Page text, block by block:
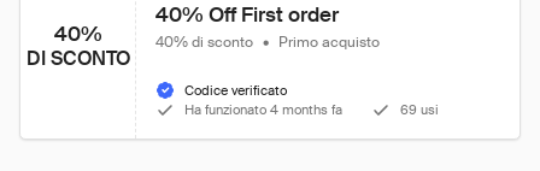
40%
DI SCONTO
40% Off First order
40% di sconto • Primo acquisto
Codice verificato
Ha funzionato 4 months fa
69 usi